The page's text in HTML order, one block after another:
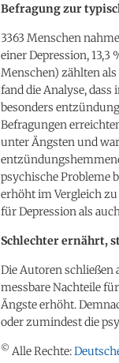
Befragung zur
3363 Menschen
einer Depression,
Menschen) zählten
fand die Analyse,
besonders
Befragungen
unter Ängsten und
psychische Probleme
erhöht im Vergleich
für Depression als
Schlechter ernährt,
Die Autoren schließen
messbare Nachteile
Ängste erhöht.
oder zumindest die
© Alle Rechte: